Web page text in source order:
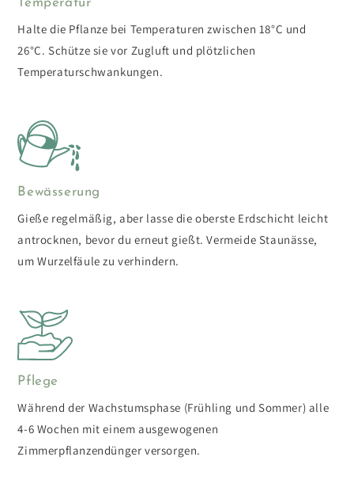
Halte die Pflanze bei Temperaturen zwischen 18°C und
26°C. Schütze sie vor Zugluft und plötzlichen
Temperaturschwankungen.
Bewässerung
Gieße regelmäßig, aber lasse die oberste Erdschicht leicht
antrocknen, bevor du erneut gießt. Vermeide Staunässe,
um Wurzelfäule zu verhindern.
Pflege
Während der Wachstumsphase (Frühling und Sommer) alle
4-6 Wochen mit einem ausgewogenen
Zimmerpflanzendünger versorgen.